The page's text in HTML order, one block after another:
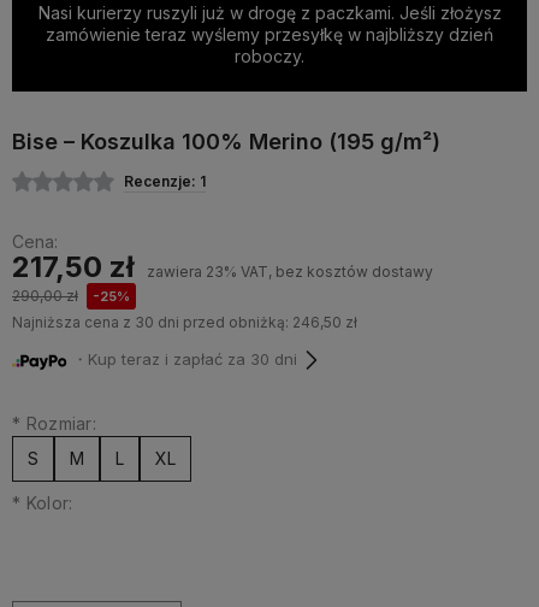
Nasi kurierzy ruszyli już w drogę z paczkami. Jeśli złożysz
zamówienie teraz wyślemy przesyłkę w najbliższy dzień
roboczy.
Bise – Koszulka 100% Merino (195 g/m²)
Recenzje: 1
Cena:
217,50 zł
zawiera 23% VAT, bez kosztów dostawy
290,00 zł
-25%
Najniższa cena z 30 dni przed obniżką: 246,50 zł
・Kup teraz i zapłać za 30 dni
* Rozmiar:
S
M L XL
* Kolor: